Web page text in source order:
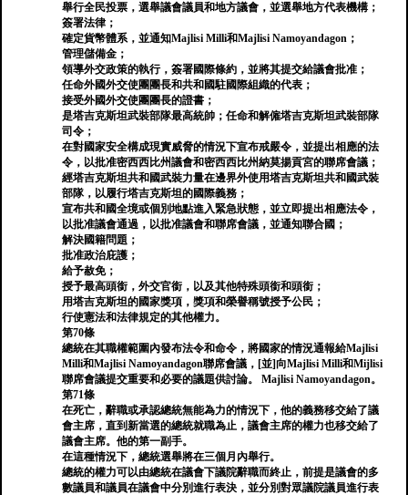
舉行全民投票，選舉議會議員和地方議會，並選舉地方代表機構；
簽署法律；
確定貨幣體系，並通知Majlisi Milli和Majlisi Namoyandagon；
管理儲備金；
領導外交政策的執行，簽署國際條約，並將其提交給議會批准；
任命外國外交使團團長和共和國駐國際組織的代表；
接受外國外交使團團長的證書；
是塔吉克斯坦武裝部隊最高統帥；任命和解僱塔吉克斯坦武裝部隊
司令；
在對國家安全構成現實威脅的情況下宣布戒嚴令，並提出相應的法
令，以批准密西西比州議會和密西西比州納莫揚貢宮的聯席會議；
經塔吉克斯坦共和國武裝力量在邊界外使用塔吉克斯坦共和國武裝
部隊，以履行塔吉克斯坦的國際義務；
宣布共和國全境或個別地點進入緊急狀態，並立即提出相應法令，
以批准議會通過，以批准議會和聯席會議，並通知聯合國；
解決國籍問題；
批准政治庇護；
給予赦免；
授予最高頭銜，外交官銜，以及其他特殊頭銜和頭銜；
用塔吉克斯坦的國家獎項，獎項和榮譽稱號授予公民；
行使憲法和法律規定的其他權力。
第70條
總統在其職權範圍內發布法令和命令，將國家的情況通報給Majlisi
Milli和Majlisi Namoyandagon聯席會議，[並]向Majlisi Milli和Mijlisi
聯席會議提交重要和必要的議題供討論。 Majlisi Namoyandagon。
第71條
在死亡，辭職或承認總統無能為力的情況下，他的義務移交給了議
會主席，直到新當選的總統就職為止，議會主席的權力也移交給了
議會主席。他的第一副手。
在這種情況下，總統選舉將在三個月內舉行。
總統的權力可以由總統在議會下議院辭職而終止，前提是議會的多
數議員和議員在議會中分別進行表決，並分別對眾議院議員進行表